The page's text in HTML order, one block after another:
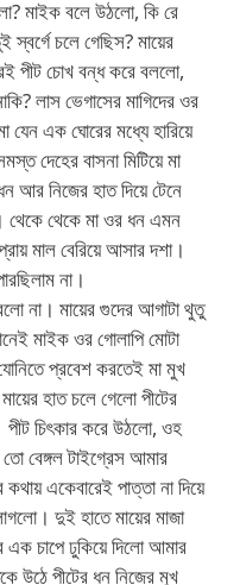
মাইক বলে উঠলো, কি রে
চলে গেছিস? মায়ের
পীট চোখ বন্ধ করে বললো,
লাস ভেগাসের মাগিদের ওর
এক ঘোরের মধ্যে হারিয়ে
দেহের বাসনা মিটিয়ে মা
আর নিজের হাত দিয়ে টেনে
থেকে মা ওর ধন এমন
মাল বেরিয়ে আসার দশা।
না।
না। মায়ের গুদের আগাটা থুতু
মাইক ওর গোলাপি মোটা
প্রবেশ করতেই মা মুখ
হাত চলে গেলো পীটের
পীট চিৎকার করে উঠলো, ওহ
বেঙ্গল টাইগ্রেস আমার
একেবারেই পাত্তা না দিয়ে
দুই হাতে মায়ের মাজা
চাপে ঢুকিয়ে দিলো আমার
উঠে পীটের ধন নিজের মুখ